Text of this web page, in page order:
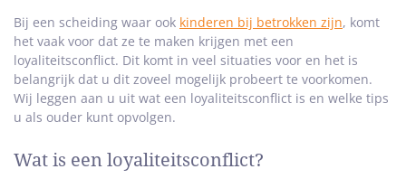
Bij een scheiding waar ook kinderen bij betrokken zijn, komt
het vaak voor dat ze te maken krijgen met een
loyaliteitsconflict. Dit komt in veel situaties voor en het is
belangrijk dat u dit zoveel mogelijk probeert te voorkomen.
Wij leggen aan u uit wat een loyaliteitsconflict is en welke tips
u als ouder kunt opvolgen.
Wat is een loyaliteitsconflict?